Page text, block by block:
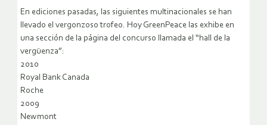
En ediciones pasadas, las siguientes multinacionales se han
llevado el vergonzoso trofeo. Hoy GreenPeace las exhibe en
una sección de la página del concurso llamada el “hall de la
vergüenza”:
2010
Royal Bank Canada
Roche
2009
Newmont